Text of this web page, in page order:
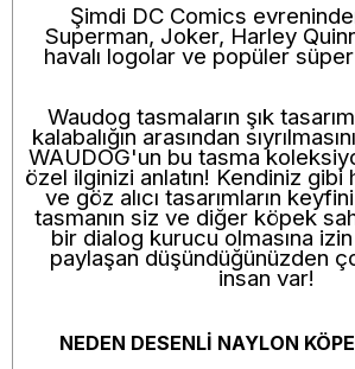
Şimdi DC Comics
Superman, Joker, Harley
havalı logolar ve popüler
Waudog tasmaların şık
kalabalığın arasından
WAUDOG'un bu tasma
özel ilginizi anlatın! Kendiniz gibi
ve göz alıcı tasarımların
tasmanın siz ve diğer köpek
bir dialog kurucu olmasına
paylaşan düşündüğünüzden
insan var!
NEDEN DESENLİ NAYLON